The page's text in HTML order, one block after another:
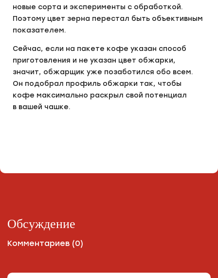
новые сорта и эксперименты с обработкой.
Поэтому цвет зерна перестал быть объективным
показателем.
Сейчас, если на пакете кофе указан способ
приготовления и не указан цвет обжарки,
значит, обжарщик уже позаботился обо всем.
Он подобрал профиль обжарки так, чтобы
кофе максимально раскрыл свой потенциал
в вашей чашке.
Обсуждение
Комментариев (0)